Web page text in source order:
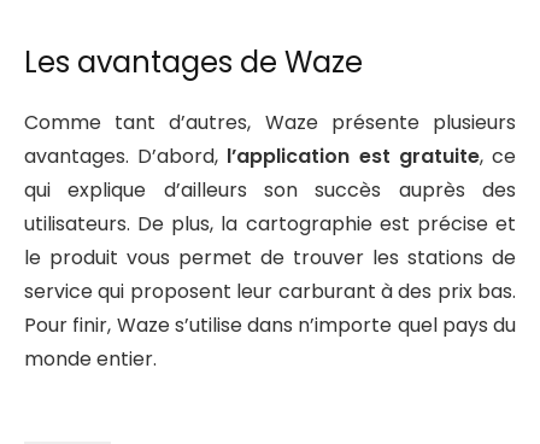
Les avantages de Waze
Comme tant d’autres, Waze présente plusieurs
avantages. D’abord, l’application est gratuite, ce
qui explique d’ailleurs son succès auprès des
utilisateurs. De plus, la cartographie est précise et
le produit vous permet de trouver les stations de
service qui proposent leur carburant à des prix bas.
Pour finir, Waze s’utilise dans n’importe quel pays du
monde entier.